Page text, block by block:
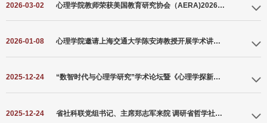
2026-03-02
2026-01-08 心理学院邀请上海交通大学陈安涛教授开展学术讲座及国家级基金项目申报辅导
2025-12-24 “数智时代与心理学研究”学术论坛暨《心理学探新》编委会工作会议在我校成功召开
2025-12-24 省社科联党组书记、主席郑志军来院 调研省哲学社会科学实验室建设